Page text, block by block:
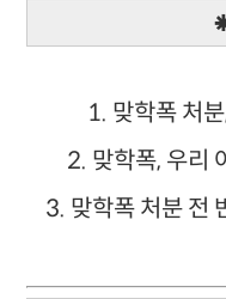
1. 맞학폭 처
2. 맞학폭, 우리
3. 맞학폭 처분 전